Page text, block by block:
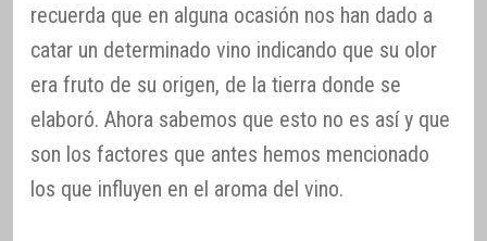
recuerda que en alguna ocasión nos han dado a
catar un determinado vino indicando que su olor
era fruto de su origen, de la tierra donde se
elaboró. Ahora sabemos que esto no es así y que
son los factores que antes hemos mencionado
los que influyen en el aroma del vino.